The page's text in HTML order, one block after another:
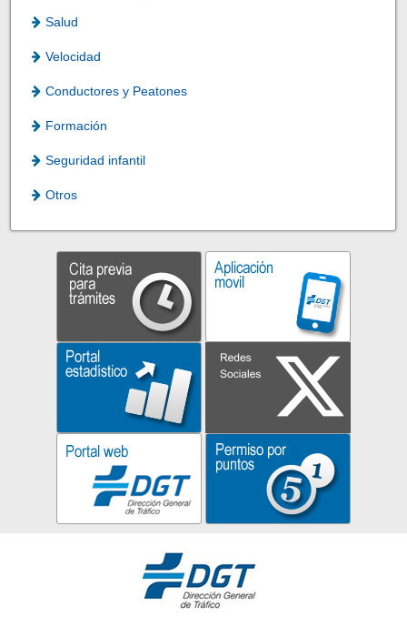
Salud
Velocidad
Conductores y Peatones
Formación
Seguridad infantil
Otros